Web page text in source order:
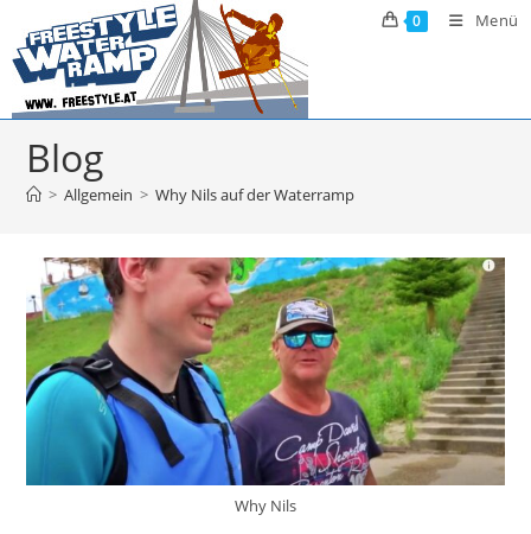
Inhalt
springen
0 Menü
Blog
> Allgemein > Why Nils auf der Waterramp
Why Nils